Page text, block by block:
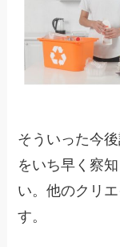
そういった今
をいち早く察
い。他のクリ
す。